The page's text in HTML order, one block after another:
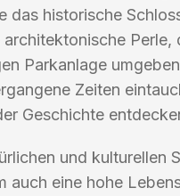
das historische
architektonische Perle,
Parkanlage
Zeiten
Geschichte
und kulturellen
auch eine hohe